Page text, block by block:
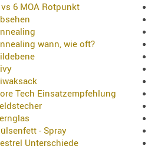
6 MOA Rotpunkt
wann, wie oft?
Tech Einsatzempfehlung
- Spray
Unterschiede